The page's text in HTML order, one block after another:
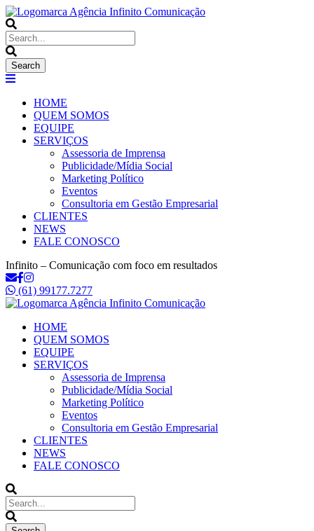
HOME
QUEM SOMOS
EQUIPE
SERVIÇOS
Assessoria de Imprensa
Publicidade/Mídia Social
Marketing Político
Eventos
Consultoria em Gestão Empresarial
CLIENTES
NEWS
FALE CONOSCO
Infinito – Comunicação com foco em resultados
(61) 99177.7277
HOME
QUEM SOMOS
EQUIPE
SERVIÇOS
Assessoria de Imprensa
Publicidade/Mídia Social
Marketing Político
Eventos
Consultoria em Gestão Empresarial
CLIENTES
NEWS
FALE CONOSCO